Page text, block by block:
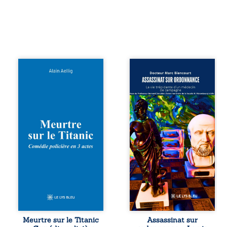
Et si le naufrage
en 1912, un
meurtre est
commis. Le drame
disparaît avec le
tard, la
l’épave fait
resurgir un secret
Meurtre sur le Titanic
Assassinat sur
ordonnance – La
vie trépidante
d’un médecin de
campagne est la
réédition enrichie
et actualisée du
témoignage du
Docteur Marc
Biencourt, ancien
médecin de
famille, qui revient
sur son parcours
médical, syndical
et ordinal. Depuis
septembre 2013, il
raconte le long
combat qui l’a
conduit à être
Assassinat sur